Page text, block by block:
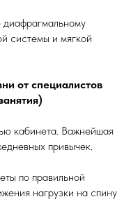
диафрагмальному
системы и мягкой
от специалистов
кабинета. Важнейшая
привычек.
по правильной
нагрузки на спину